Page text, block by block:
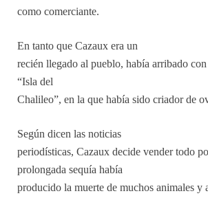
como comerciante.
En tanto que Cazaux era un
recién llegado al pueblo, había arribado
“Isla del
Chalileo”, en la que había sido criador de
Según dicen las noticias
periodísticas, Cazaux decide vender todo
prolongada sequía había
producido la muerte de muchos animales y